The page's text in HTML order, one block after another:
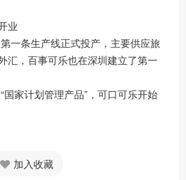
业
一条生产线正式投产，主要供应旅
汇，百事可乐也在深圳建立了第一
家计划管理产品”，可口可乐开始
加入收藏